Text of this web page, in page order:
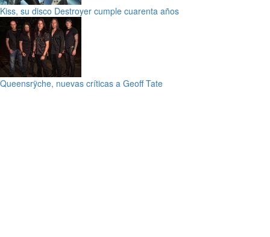
Kiss, su disco Destroyer cumple cuarenta años
Queensrÿche, nuevas críticas a Geoff Tate